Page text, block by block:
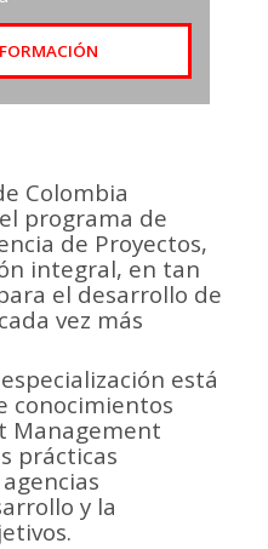
Colombia
programa de
de Proyectos,
integral, en tan
el desarrollo de
vez más
está
conocimientos
Management
prácticas
y la